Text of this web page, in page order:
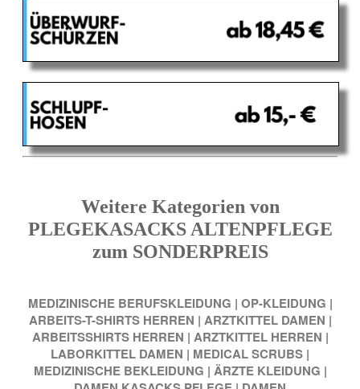
Weitere Kategorien von
PLEGEKASACKS ALTENPFLEGE
zum SONDERPREIS
MEDIZINISCHE BERUFSKLEIDUNG | OP-KLEIDUNG |
ARBEITS-T-SHIRTS HERREN | ARZTKITTEL DAMEN |
ARBEITSSHIRTS HERREN | ARZTKITTEL HERREN |
LABORKITTEL DAMEN | MEDICAL SCRUBS |
MEDIZINISCHE BEKLEIDUNG | ÄRZTE KLEIDUNG |